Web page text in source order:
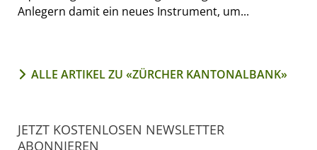
Anlegern damit ein neues Instrument, um...
ALLE ARTIKEL ZU «ZÜRCHER KANTONALBANK»
JETZT KOSTENLOSEN NEWSLETTER
ABONNIEREN